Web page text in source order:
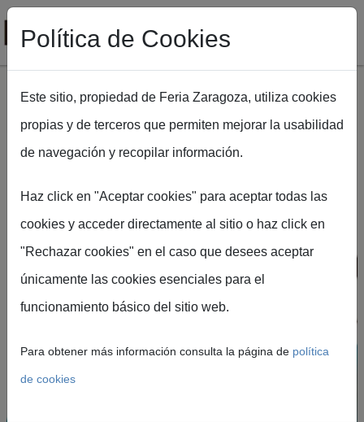
Pasar al contenido principal
Feria de Zaragoza
10-14 de febrero
Exposición
Internacional de
Política de Cookies
Este sitio, propiedad de Feria Zaragoza, utiliza cookies
propias y de terceros que permiten mejorar la usabilidad
de navegación y recopilar información.
Haz click en "Aceptar cookies" para aceptar todas las
cookies y acceder directamente al sitio o haz click en
"Rechazar cookies" en el caso que desees aceptar
únicamente las cookies esenciales para el
funcionamiento básico del sitio web.
Para obtener más información consulta la página de política
de cookies